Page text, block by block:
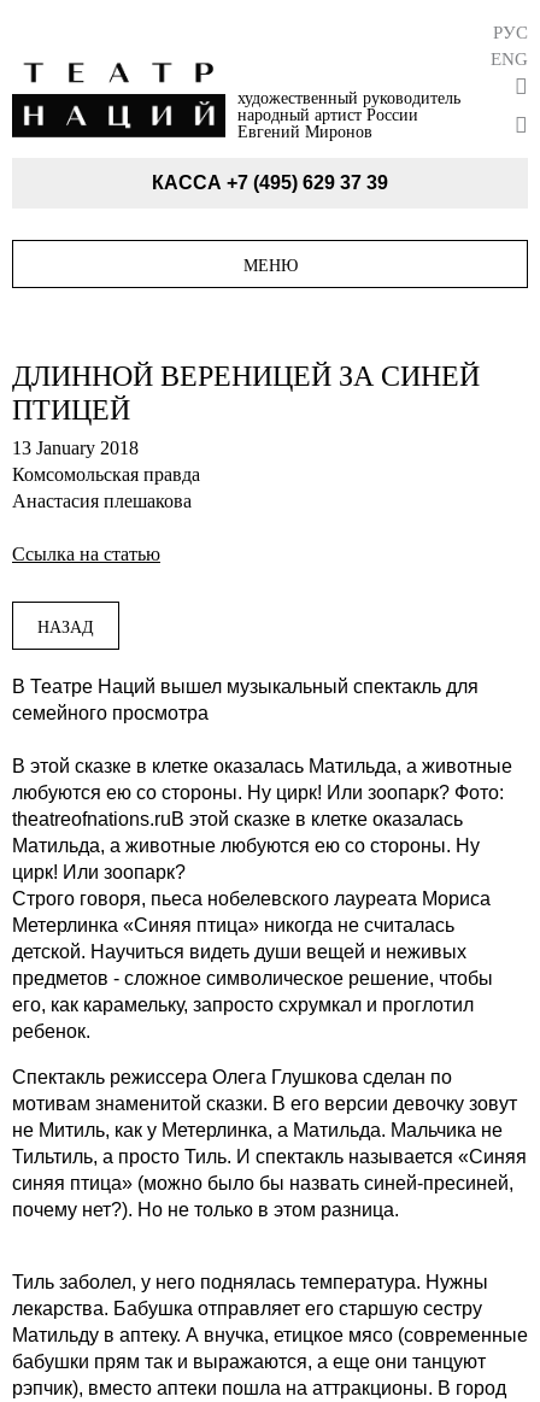
художественный руководитель
народный артист России
Евгений Миронов
РУС
ENG
КАССА +7 (495) 629 37 39
МЕНЮ
ДЛИННОЙ ВЕРЕНИЦЕЙ ЗА СИНЕЙ
ПТИЦЕЙ
13 January 2018
Комсомольская правда
Анастасия плешакова
Ссылка на статью
НАЗАД
В Театре Наций вышел музыкальный спектакль для
семейного просмотра
В этой сказке в клетке оказалась Матильда, а животные
любуются ею со стороны. Ну цирк! Или зоопарк? Фото:
theatreofnations.ruВ этой сказке в клетке оказалась
Матильда, а животные любуются ею со стороны. Ну
цирк! Или зоопарк?
Строго говоря, пьеса нобелевского лауреата Мориса
Метерлинка «Синяя птица» никогда не считалась
детской. Научиться видеть души вещей и неживых
предметов - сложное символическое решение, чтобы
его, как карамельку, запросто схрумкал и проглотил
ребенок.
Спектакль режиссера Олега Глушкова сделан по
мотивам знаменитой сказки. В его версии девочку зовут
не Митиль, как у Метерлинка, а Матильда. Мальчика не
Тильтиль, а просто Тиль. И спектакль называется «Синяя
синяя птица» (можно было бы назвать синей-пресиней,
почему нет?). Но не только в этом разница.
Тиль заболел, у него поднялась температура. Нужны
лекарства. Бабушка отправляет его старшую сестру
Матильду в аптеку. А внучка, етицкое мясо (современные
бабушки прям так и выражаются, а еще они танцуют
рэпчик), вместо аптеки пошла на аттракционы. В город